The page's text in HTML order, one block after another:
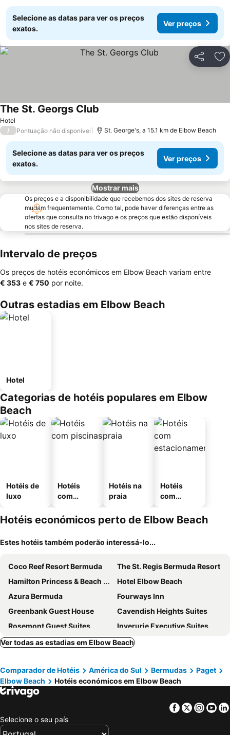
Selecione as datas para ver os preços
exatos.
Ver preços
Partilhar
Hotel
The St. Georgs Club
/ Pontuação não disponível St. George's, a 15.1 km de Elbow Beach
Selecione as datas para ver os preços
exatos.
Ver preços
Mostrar mais
Os preços e a disponibilidade que recebemos dos sites de reserva
mudam frequentemente. Como tal, pode haver diferenças entre as
ofertas que consulta no trivago e os preços que estão disponíveis
nos sites de reserva.
Intervalo de preços
Os preços de hotéis económicos em Elbow Beach variam entre
‎€ 353 e ‎€ 750 por noite.
Outras estadias em Elbow Beach
Hotel
Categorias de hotéis populares em Elbow
Beach
Hotéis de
luxo
Hotéis
com
Hotéis na
praia
Hotéis
com
mento
Hotéis económicos perto de Elbow Beach
Estes hotéis também poderão interessá-lo...
Coco Reef Resort Bermuda
The St. Regis Bermuda Resort
Hamilton Princess & Beach Club - A Fairmont Managed Hotel
Hotel Elbow Beach
Azura Bermuda
Fourways Inn
Greenbank Guest House
Cavendish Heights Suites
Rosemont Guest Suites
Inverurie Executive Suites
Windsong Guest Apartments
Fairmont Southampton
Ver todas as estadias em Elbow Beach
Comparador de Hotéis América do Sul Bermudas
Paget
Elbow Beach
Hotéis económicos em Elbow Beach
Facebook
Twitter
Selecione o seu país